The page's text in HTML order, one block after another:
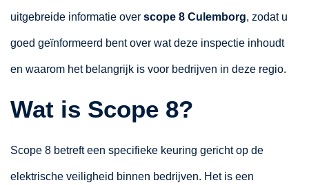
uitgebreide informatie over scope 8 Culemborg, zodat u
goed geïnformeerd bent over wat deze inspectie inhoudt
en waarom het belangrijk is voor bedrijven in deze regio.
Wat is Scope 8?
Scope 8 betreft een specifieke keuring gericht op de
elektrische veiligheid binnen bedrijven. Het is een